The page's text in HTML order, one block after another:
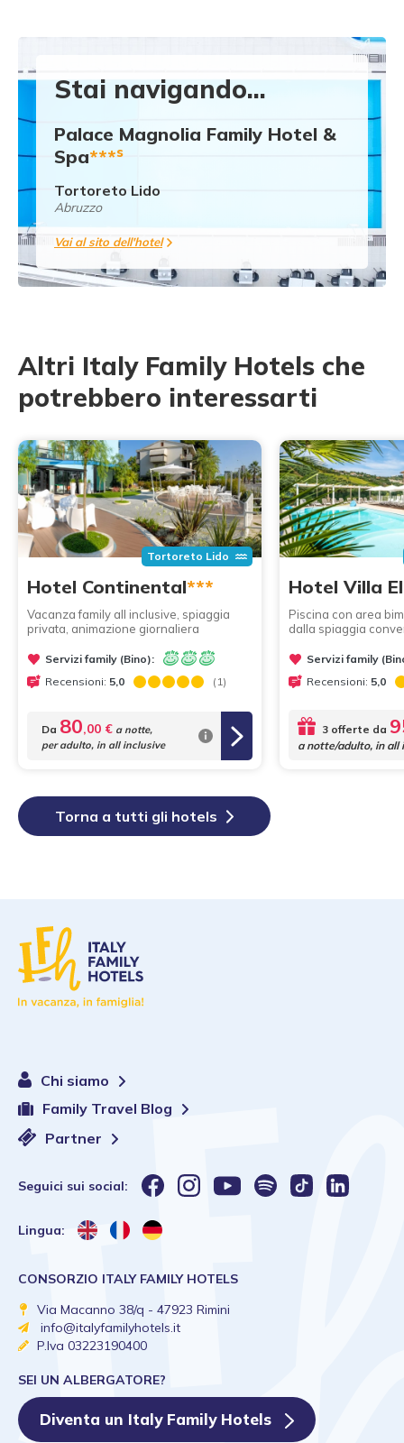
Stai navigando...
Palace Magnolia Family Hotel &
Spa***s
Tortoreto Lido
Abruzzo
Vai al sito dell'hotel
Altri Italy Family Hotels che
potrebbero interessarti
Tortoreto Lido
Hotel Continental***
Vacanza family all inclusive, spiaggia
privata, animazione giornaliera
Servizi family (Bino):
Recensioni: 5,0 (1)
Da 80,00 € a notte,
per adulto, in all inclusive
Hotel Villa
Piscina con area
dalla spiaggia
Servizi family
Recensioni: 5,0
3 offerte da
a notte/adulto, in all
Torna a tutti gli hotels
Chi siamo
Family Travel Blog
Partner
Seguici sui social:
Lingua:
CONSORZIO ITALY FAMILY HOTELS
Via Macanno 38/q - 47923 Rimini
info@italyfamilyhotels.it
P.Iva 03223190400
SEI UN ALBERGATORE?
Diventa un Italy Family Hotels